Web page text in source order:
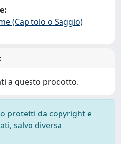
(Capitolo o Saggio)
a questo prodotto.
protetti da copyright e
salvo diversa